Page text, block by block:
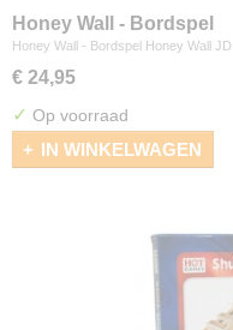
Honey Wall - Bordspel
Honey Wall - Bordspel Honey Wall
€ 24,95
✓ Op voorraad
IN WINKELWAGEN